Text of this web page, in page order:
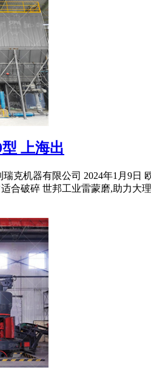
上海出
克机器有限公司 2024年1月9
合破碎 世邦工业雷蒙磨,助力大